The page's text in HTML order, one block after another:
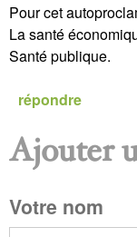
Pour cet
La santé
Santé publique.
répondre
P
a
Ajouter
Votre nom